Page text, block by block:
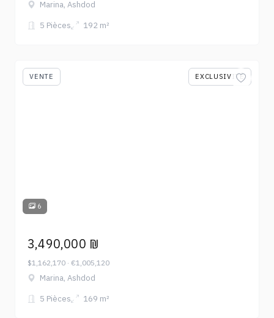
Marina, Ashdod
5 Pièces
192 m²
VENTE EXCLUSIVITÉ
6
3,490,000 ₪
$1,162,170 · €1,005,120
Marina, Ashdod
5 Pièces
169 m²